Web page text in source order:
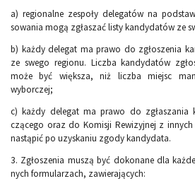
a) regionalne zespoły delegatów na
sowania mogą zgłaszać listy kandydatów ze
b) każdy delegat ma prawo do zgłoszenia
ze swego regionu. Liczba kandydatów
może być większa, niż liczba miejsc
wyborczej;
c) każdy delegat ma prawo do
czącego oraz do Komisji Rewizyjnej z innych
nastąpić po uzyskaniu zgody kandydata.
3. Zgłoszenia muszą być dokonane dla
nych formularzach, zawierających: